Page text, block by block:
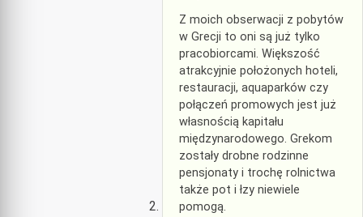
Z moich obserwacji z pobytów
w Grecji to oni są już tylko
pracobiorcami. Większość
atrakcyjnie położonych hoteli,
restauracji, aquaparków czy
połączeń promowych jest już
własnością kapitału
międzynarodowego. Grekom
zostały drobne rodzinne
pensjonaty i trochę rolnictwa
także pot i łzy niewiele
pomogą.